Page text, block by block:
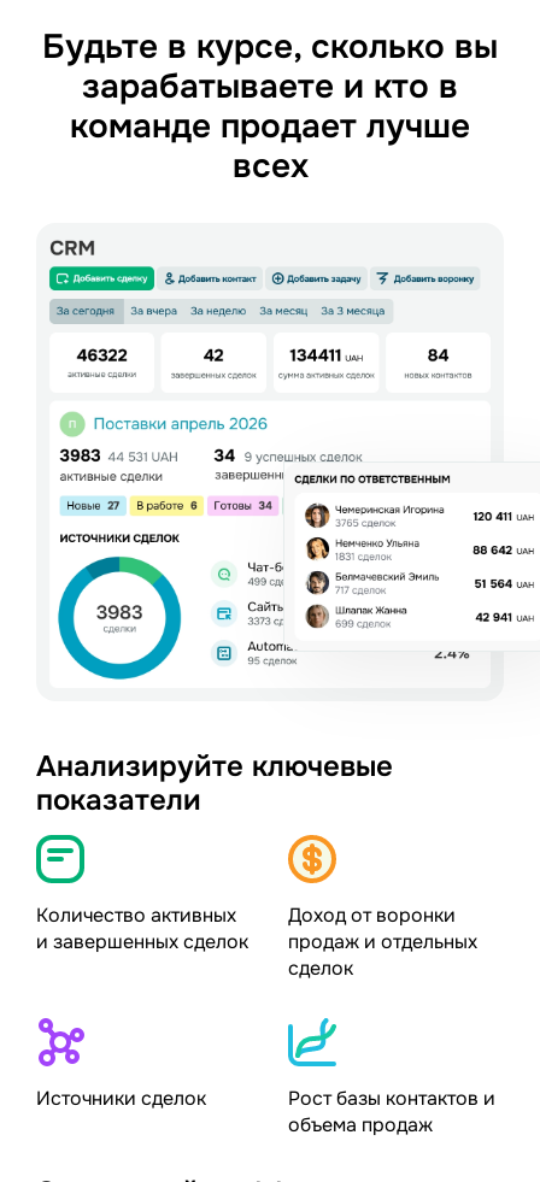
Будьте в курсе, сколько вы
зарабатываете и кто в
команде продает лучше
всех
Анализируйте ключевые
показатели
Количество активных
и завершенных сделок
Доход от воронки
продаж и отдельных
сделок
Источники сделок
Рост базы контактов и
объема продаж